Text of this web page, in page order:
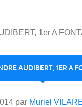
1er A
AUDIBERT, 1ER A
par Muriel